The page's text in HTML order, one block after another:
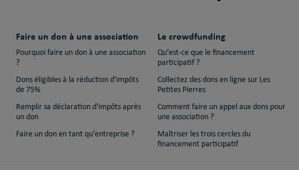
Faire un don à une association
Pourquoi faire un don à une association
?
Dons éligibles à la réduction d'impôts
de 75%
Remplir sa déclaration d'impôts après
un don
Faire un don en tant qu’entreprise ?
Le crowdfunding
Qu’est-ce que le financement
participatif ?
Collectez des dons en ligne sur Les
Petites Pierres
Comment faire un appel aux dons pour
une association ?
Maîtriser les trois cercles du
financement participatif